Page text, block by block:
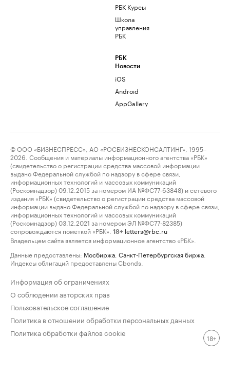
РБК Курсы
Школа
управления
РБК
РБК
Новости
iOS
Android
AppGallery
© ООО «БИЗНЕСПРЕСС», АО «РОСБИЗНЕСКОНСАЛТИНГ», 1995–
2026. Сообщения и материалы информационного агентства «РБК»
(свидетельство о регистрации средства массовой информации
выдано Федеральной службой по надзору в сфере связи,
информационных технологий и массовых коммуникаций
(Роскомнадзор) 09.12.2015 за номером ИА №ФС77-63848) и сетевого
издания «РБК» (свидетельство о регистрации средства массовой
информации выдано Федеральной службой по надзору в сфере связи,
информационных технологий и массовых коммуникаций
(Роскомнадзор) 03.12.2021 за номером ЭЛ №ФС77-82385)
сопровождаются пометкой «РБК».
18+ letters@rbc.ru
Владельцем сайта является информационное агентство «РБК».
Данные предоставлены: Мосбиржа Санкт-Петербургская биржа
Индексы облигаций предоставлены Cbonds.
Информация об ограничениях
О соблюдении авторских прав
Пользовательское соглашение
Политика в отношении обработки персональных данных
Политика обработки файлов cookie
18+